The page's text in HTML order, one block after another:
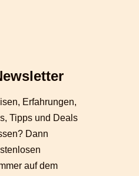
Erfahrungen,
Tipps und Deals
Dann
auf dem